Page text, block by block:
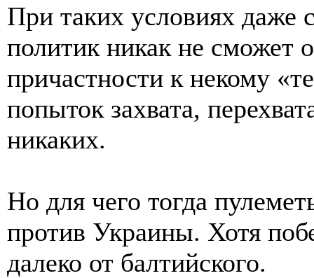
При таких условиях даже
политик никак не сможет
причастности к некому
попыток захвата,
никаких.
Но для чего тогда
против Украины. Хотя
далеко от балтийского.